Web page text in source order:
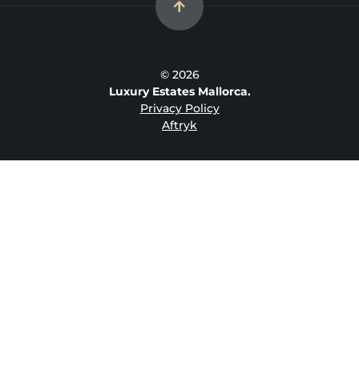
© 2026
Luxury Estates Mallorca.
Privacy Policy
Aftryk